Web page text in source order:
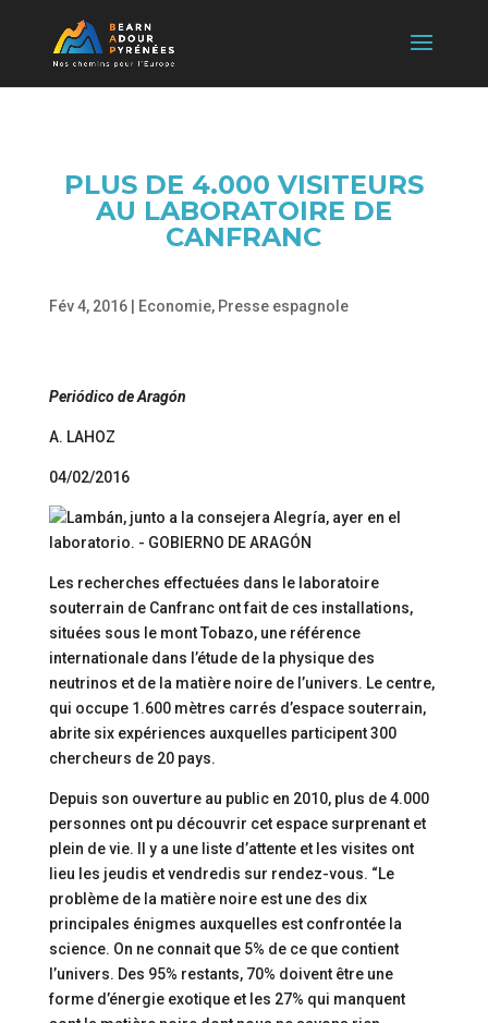
PLUS DE 4.000 VISITEURS
AU LABORATOIRE DE
CANFRANC
Fév 4, 2016| Economie, Presse espagnole
Periódico de Aragón
A. LAHOZ
04/02/2016
Les recherches effectuées dans le laboratoire
souterrain de Canfranc ont fait de ces installations,
situées sous le mont Tobazo, une référence
internationale dans l’étude de la physique des
neutrinos et de la matière noire de l’univers. Le centre,
qui occupe 1.600 mètres carrés d’espace souterrain,
abrite six expériences auxquelles participent 300
chercheurs de 20 pays.
Depuis son ouverture au public en 2010, plus de 4.000
personnes ont pu découvrir cet espace surprenant et
plein de vie. Il y a une liste d’attente et les visites ont
lieu les jeudis et vendredis sur rendez-vous. “Le
problème de la matière noire est une des dix
principales énigmes auxquelles est confrontée la
science. On ne connait que 5% de ce que contient
l’univers. Des 95% restants, 70% doivent être une
forme d’énergie exotique et les 27% qui manquent